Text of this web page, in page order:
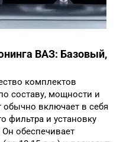
ВАЗ: Базовый,
комплектов
составу, мощности и
включает в себя
фильтра и установку
обеспечивает